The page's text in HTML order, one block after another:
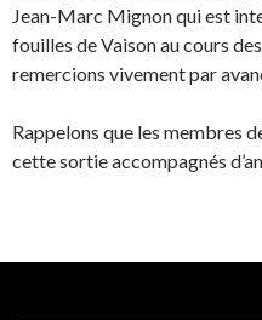
Jean-Marc Mignon qui est
fouilles de Vaison au cours
remercions vivement par
Rappelons que les membres
cette sortie accompagnés